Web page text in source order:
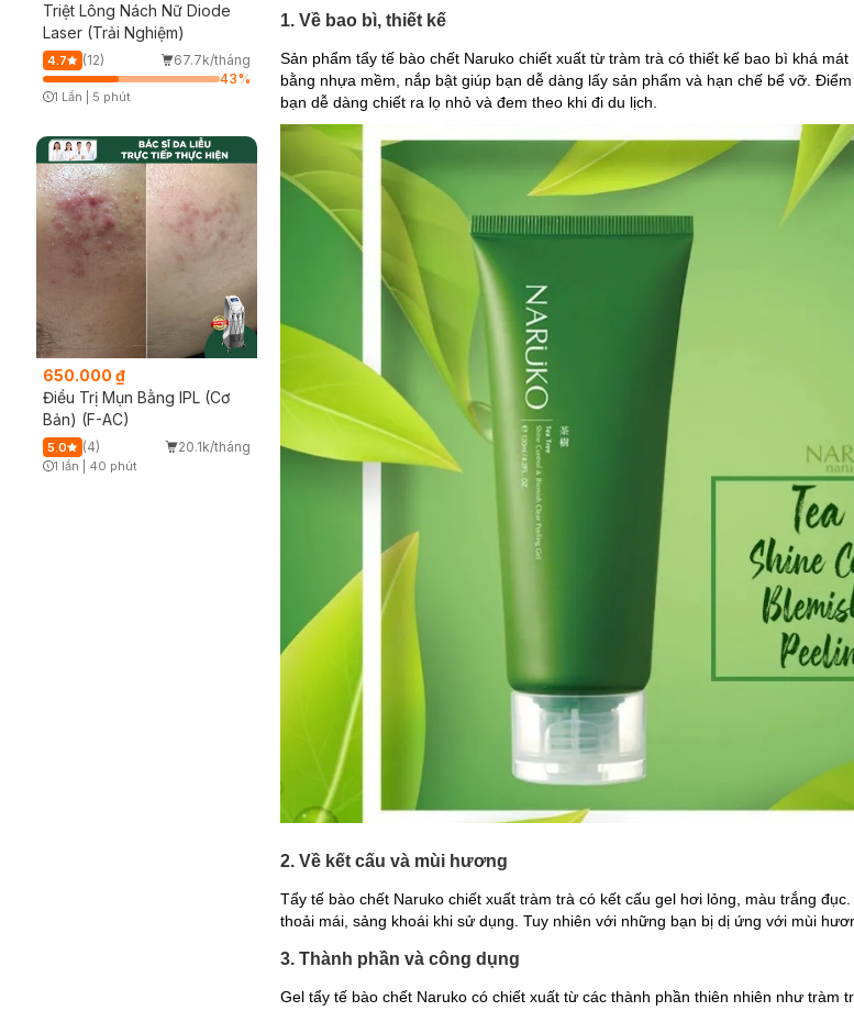
Triệt Lông Nách Nữ Diode
Laser (Trải Nghiệm)
4.7 (12)
67.7k/tháng
43%
1 Lần 5 phút
650.000 ₫
Điều Trị Mụn Bằng IPL (Cơ
Bản) (F-AC)
5.0 (4) 20.1k/tháng
Timer Gray Icon
1 lần 40 phút
1. Về bao bì, thiết kế
Sản phẩm tẩy tế bào chết Naruko chiết xuất từ tràm trà có thiết kế bao bì khá
bằng nhựa mềm, nắp bật giúp bạn dễ dàng lấy sản phẩm và hạn chế bể vỡ.
bạn dễ dàng chiết ra lọ nhỏ và đem theo khi đi du lịch.
2. Về kết cấu và mùi hương
Tẩy tế bào chết Naruko chiết xuất tràm trà có kết cấu gel hơi lỏng, màu trắng
thoải mái, sảng khoái khi sử dụng. Tuy nhiên với những bạn bị dị ứng với mùi
3. Thành phần và công dụng
Gel tẩy tế bào chết Naruko có chiết xuất từ các thành phần thiên nhiên như tràm